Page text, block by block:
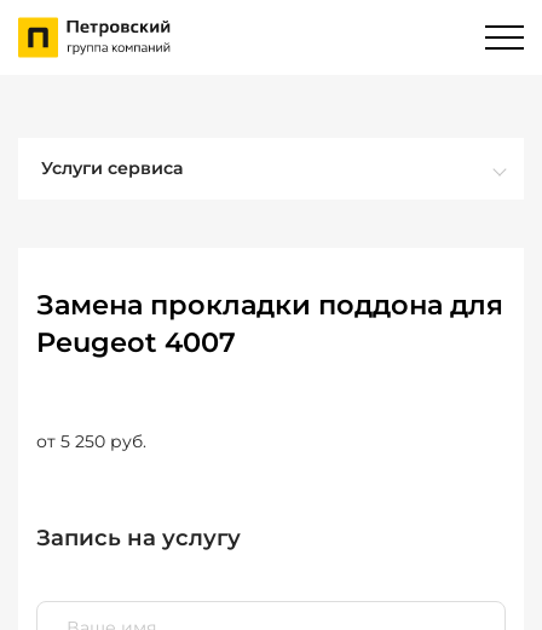
Услуги сервиса
Замена прокладки поддона для
Peugeot 4007
от 5 250 руб.
Запись на услугу